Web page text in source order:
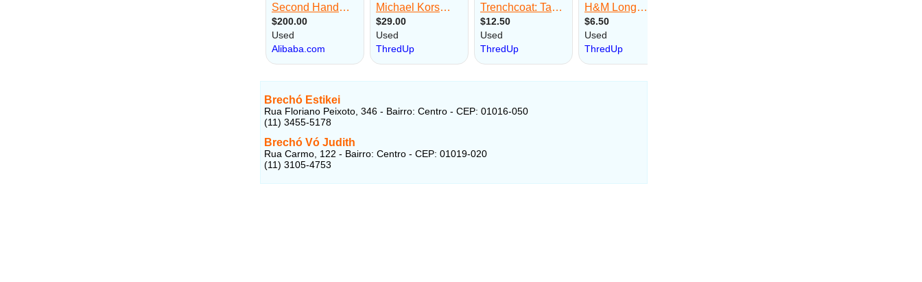
Brechó Estikei
Rua Floriano Peixoto, 346 - Bairro: Centro - CEP: 01016-050
(11) 3455-5178
Brechó Vó Judith
Rua Carmo, 122 - Bairro: Centro - CEP: 01019-020
(11) 3105-4753